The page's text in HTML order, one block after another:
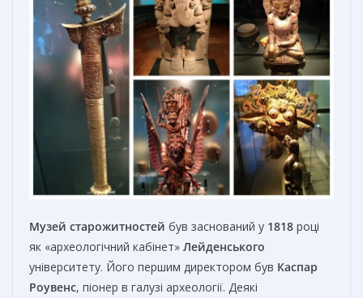
Музей старожитностей був заснований у 1818 році
як «археологічний кабінет» Лейденського
університету. Його першим директором був Каспар
Роувенс, піонер в галузі археології. Деякі